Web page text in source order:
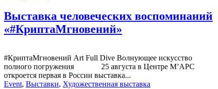
Выставка человеческих воспоминаний
«#КриптаМгновений»
#КриптаМгновений Art Full Dive Волнующее искусство
полного погружения 25 августа в Центре М’АРС
откроется первая в России выставка...
Event, Выставки, Художественная выставка